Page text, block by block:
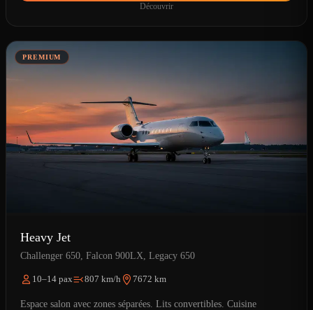
Découvrir
PREMIUM
Heavy Jet
Challenger 650, Falcon 900LX, Legacy 650
10–14 pax 807 km/h 7672 km
Espace salon avec zones séparées. Lits convertibles. Cuisine